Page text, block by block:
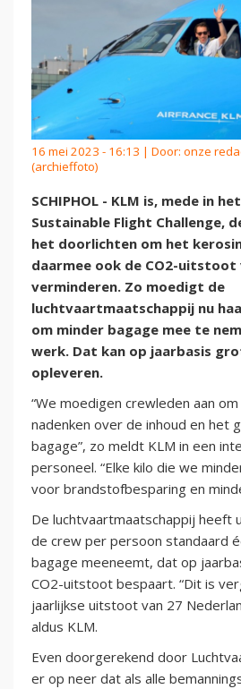
16 mei 2023 - 16:13 | Door: onze
(archieffoto)
SCHIPHOL - KLM is, mede in
Sustainable Flight Challenge,
het doorlichten om het
daarmee ook de CO2-
verminderen. Zo moedigt de
luchtvaartmaatschappij nu
om minder bagage mee te
werk. Dat kan op jaarbasis
opleveren.
“We moedigen crewleden aan
nadenken over de inhoud en het
bagage”, zo meldt KLM in een
personeel. “Elke kilo die we
voor brandstofbesparing en
De luchtvaartmaatschappij heeft
de crew per persoon standaard
bagage meeneemt, dat op
CO2-uitstoot bespaart. “Dit is
jaarlijkse uitstoot van 27
aldus KLM.
Even doorgerekend door
er op neer dat als alle